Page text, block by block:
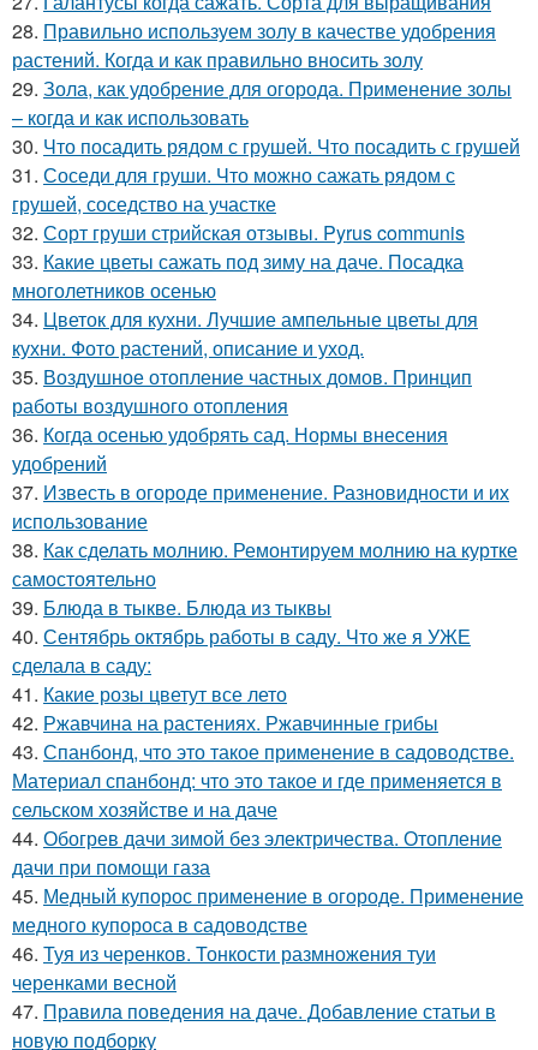
28. Правильно используем золу в качестве удобрения
растений. Когда и как правильно вносить золу
29. Зола, как удобрение для огорода. Применение золы
– когда и как использовать
30. Что посадить рядом с грушей. Что посадить с грушей
31. Соседи для груши. Что можно сажать рядом с
грушей, соседство на участке
32. Сорт груши стрийская отзывы. Pyrus communis
33. Какие цветы сажать под зиму на даче. Посадка
многолетников осенью
34. Цветок для кухни. Лучшие ампельные цветы для
кухни. Фото растений, описание и уход.
35. Воздушное отопление частных домов. Принцип
работы воздушного отопления
36. Когда осенью удобрять сад. Нормы внесения
удобрений
37. Известь в огороде применение. Разновидности и их
использование
38. Как сделать молнию. Ремонтируем молнию на куртке
самостоятельно
39. Блюда в тыкве. Блюда из тыквы
40. Сентябрь октябрь работы в саду. Что же я УЖЕ
сделала в саду:
41. Какие розы цветут все лето
42. Ржавчина на растениях. Ржавчинные грибы
43. Спанбонд, что это такое применение в садоводстве.
Материал спанбонд: что это такое и где применяется в
сельском хозяйстве и на даче
44. Обогрев дачи зимой без электричества. Отопление
дачи при помощи газа
45. Медный купорос применение в огороде. Применение
медного купороса в садоводстве
46. Туя из черенков. Тонкости размножения туи
черенками весной
47. Правила поведения на даче. Добавление статьи в
новую подборку